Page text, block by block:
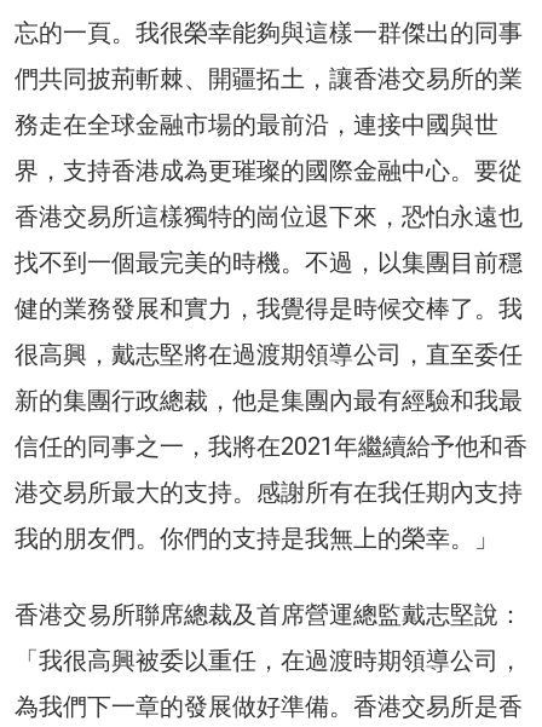
忘的一頁。我很榮幸能夠與這樣一群傑出的同事
們共同披荊斬棘、開疆拓土，讓香港交易所的業
務走在全球金融市場的最前沿，連接中國與世
界，支持香港成為更璀璨的國際金融中心。要從
香港交易所這樣獨特的崗位退下來，恐怕永遠也
找不到一個最完美的時機。不過，以集團目前穩
健的業務發展和實力，我覺得是時候交棒了。我
很高興，戴志堅將在過渡期領導公司，直至委任
新的集團行政總裁，他是集團內最有經驗和我最
信任的同事之一，我將在2021年繼續給予他和香
港交易所最大的支持。感謝所有在我任期內支持
我的朋友們。你們的支持是我無上的榮幸。」
香港交易所聯席總裁及首席營運總監戴志堅說：
「我很高興被委以重任，在過渡時期領導公司，
為我們下一章的發展做好準備。香港交易所是香